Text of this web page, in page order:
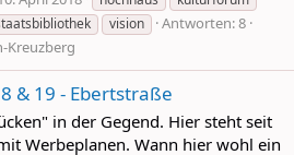
vision
Antworten: 8
Kreuzberg
& 19 - Ebertstraße
in der Gegend. Hier steht seit
Werbeplanen. Wann hier wohl ein